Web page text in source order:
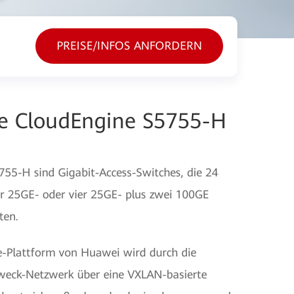
PREISE/INFOS ANFORDERN
CloudEngine S5755-H
H sind Gigabit-Access-Switches, die 24
oder vier 25GE- plus zwei 100GE
Plattform von Huawei wird durch die
Netzwerk über eine VXLAN-basierte